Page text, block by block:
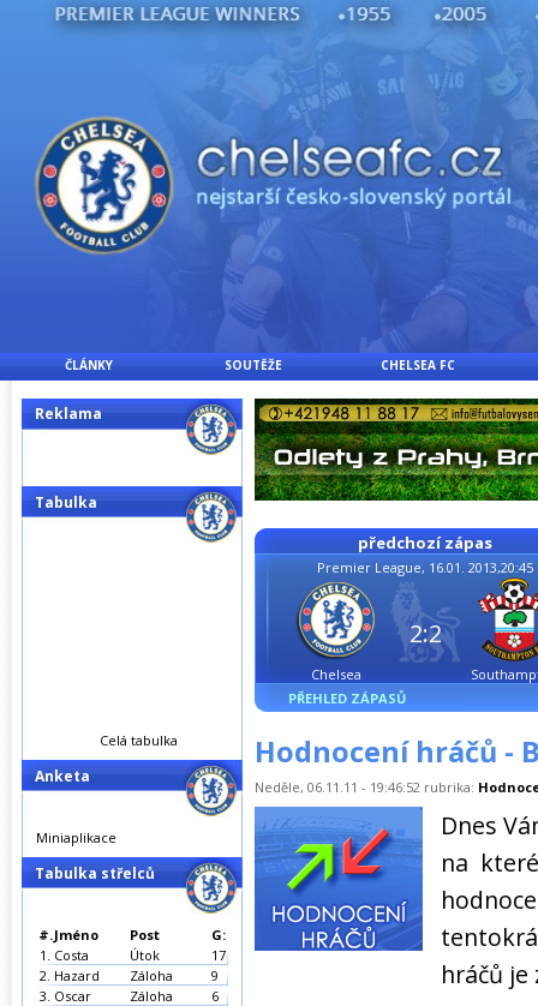
ČLÁNKY SOUTĚŽE CHELSEA FC
předchozí zápas
Premier League, 16.01. 2013,20:45
Chelsea
2:2
PŘEHLED ZÁPASŮ
Hodnocení hráčů -
Neděle, 06.11.11 - 19:46:52 rubrika:
Dnes
na
hráčů je
Reklama
Tabulka
Celá tabulka
Anketa
Miniaplikace
Tabulka střelců
#.Jméno Post
G:
1. Costa Útok
17
2. Hazard Záloha
9
3. Oscar Záloha
6